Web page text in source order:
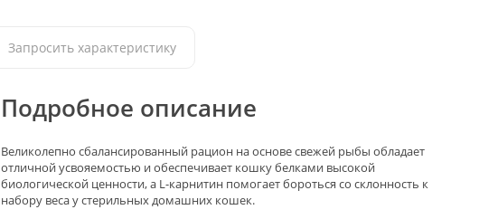
Запросить характеристику
Подробное описание
Великолепно сбалансированный рацион на основе свежей рыбы обладает
отличной усвояемостью и обеспечивает кошку белками высокой
биологической ценности, а L-карнитин помогает бороться со склонность к
набору веса у стерильных домашних кошек.